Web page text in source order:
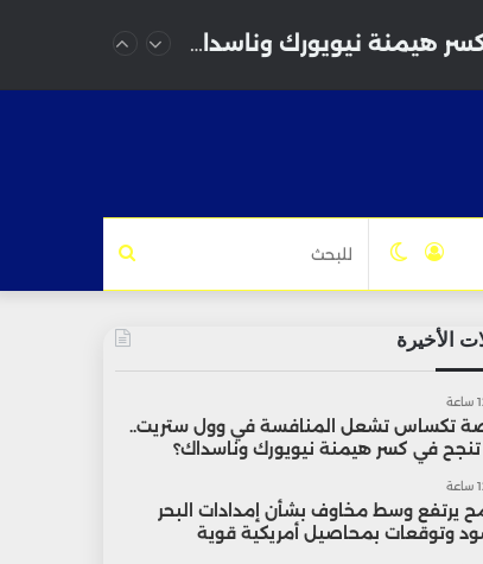
للبحث الوضعتسجيل
الأخيرة
تكساس تشعل المنافسة في وول ستريت..
في كسر هيمنة نيويورك وناسداك؟
يرتفع وسط مخاوف بشأن إمدادات البحر
وتوقعات بمحاصيل أمريكية قوية